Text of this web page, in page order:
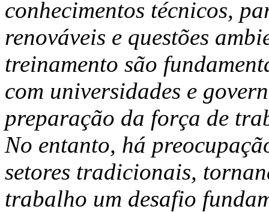
conhecimentos técnicos,
renováveis e questões
treinamento são
com universidades e
preparação da força de
No entanto, há
setores tradicionais,
trabalho um desafio